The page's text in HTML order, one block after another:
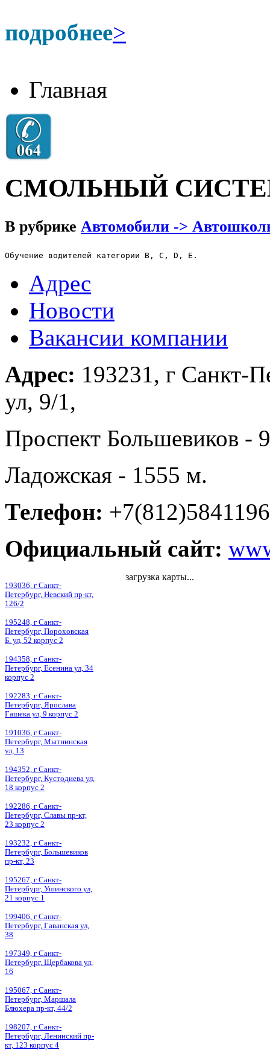
подробнее>
Главная
СМОЛЬНЫЙ
В рубрике Автомобили ->
Обучение водителей категории В, С, D, E.
Адрес
Новости
Вакансии компании
Адрес: 193231, г Санкт-
ул, 9/1,
Проспект Большевиков -
Ладожская - 1555 м.
Телефон: +7(812)5841196
Официальный сайт:
193036, г Санкт-
Петербург, Невский пр-кт,
126/2
195248, г Санкт-
Петербург, Пороховская
Б. ул, 52 корпус 2
194358, г Санкт-
Петербург, Есенина ул, 34
корпус 2
192283, г Санкт-
Петербург, Ярослава
Гашека ул, 9 корпус 2
191036, г Санкт-
Петербург, Мытнинская
ул, 13
194352, г Санкт-
Петербург, Кустодиева ул,
18 корпус 2
192286, г Санкт-
Петербург, Славы пр-кт,
23 корпус 2
193232, г Санкт-
Петербург, Большевиков
пр-кт, 23
195267, г Санкт-
Петербург, Ушинского ул,
21 корпус 1
199406, г Санкт-
Петербург, Гаванская ул,
38
197349, г Санкт-
Петербург, Щербакова ул,
16
195067, г Санкт-
Петербург, Маршала
Блюхера пр-кт, 44/2
198207, г Санкт-
Петербург, Ленинский пр-
кт, 123 корпус 4
загрузка карты...